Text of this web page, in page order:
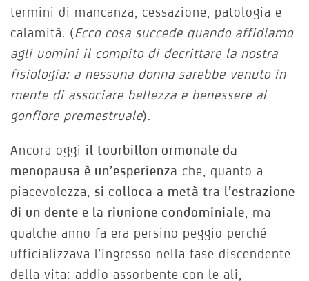
termini di mancanza, cessazione, patologia e
calamità. (Ecco cosa succede quando affidiamo
agli uomini il compito di decrittare la nostra
fisiologia: a nessuna donna sarebbe venuto in
mente di associare bellezza e benessere al
gonfiore premestruale).
Ancora oggi il tourbillon ormonale da
menopausa è un’esperienza che, quanto a
piacevolezza, si colloca a metà tra l’estrazione
di un dente e la riunione condominiale , ma
qualche anno fa era persino peggio perché
ufficializzava l’ingresso nella fase discendente
della vita: addio assorbente con le ali,